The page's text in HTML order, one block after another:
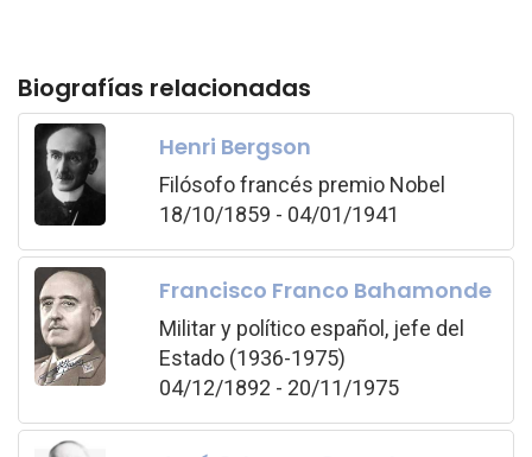
Biografías relacionadas
Henri Bergson
Filósofo francés premio Nobel
18/10/1859 - 04/01/1941
Francisco Franco Bahamonde
Militar y político español, jefe del
Estado (1936-1975)
04/12/1892 - 20/11/1975